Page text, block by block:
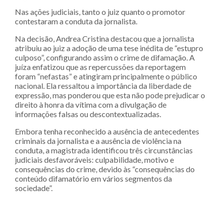
Nas ações judiciais, tanto o juiz quanto o promotor
contestaram a conduta da jornalista.
Na decisão, Andrea Cristina destacou que a jornalista
atribuiu ao juiz a adoção de uma tese inédita de “estupro
culposo”, configurando assim o crime de difamação. A
juíza enfatizou que as repercussões da reportagem
foram “nefastas” e atingiram principalmente o público
nacional. Ela ressaltou a importância da liberdade de
expressão, mas ponderou que esta não pode prejudicar o
direito à honra da vítima com a divulgação de
informações falsas ou descontextualizadas.
Embora tenha reconhecido a ausência de antecedentes
criminais da jornalista e a ausência de violência na
conduta, a magistrada identificou três circunstâncias
judiciais desfavoráveis: culpabilidade, motivo e
consequências do crime, devido às “consequências do
conteúdo difamatório em vários segmentos da
sociedade”.